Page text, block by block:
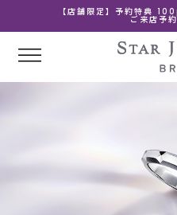
【店舗限定】予約特典
ご来店予